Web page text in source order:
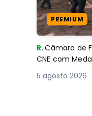
PREMIUM
R.Câmara de
CNE com
5 agosto 2026